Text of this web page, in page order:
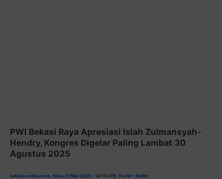
PWI Bekasi Raya Apresiasi Islah Zulmansyah-
Hendry, Kongres Digelar Paling Lambat 30
Agustus 2025
bekasi-online.com, Rabu 21 Mei 2025 - 14:19 WIB, NurM -SidRiz